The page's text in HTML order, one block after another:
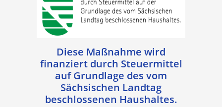
Diese Maßnahme wird
finanziert durch Steuermittel
auf Grundlage des vom
Sächsischen Landtag
beschlossenen Haushaltes.